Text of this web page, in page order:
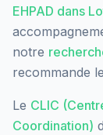
EHPAD dans
notre
recommande
Le CLIC
Coordination)